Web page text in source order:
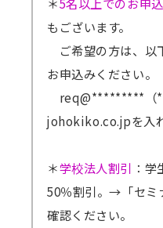
もございます。
ご希望の方は、以
お申込みください。
req@*********（
johokiko.co.jpを入
＊学校法人割引 ：
50％割引。→「セミ
確認ください。